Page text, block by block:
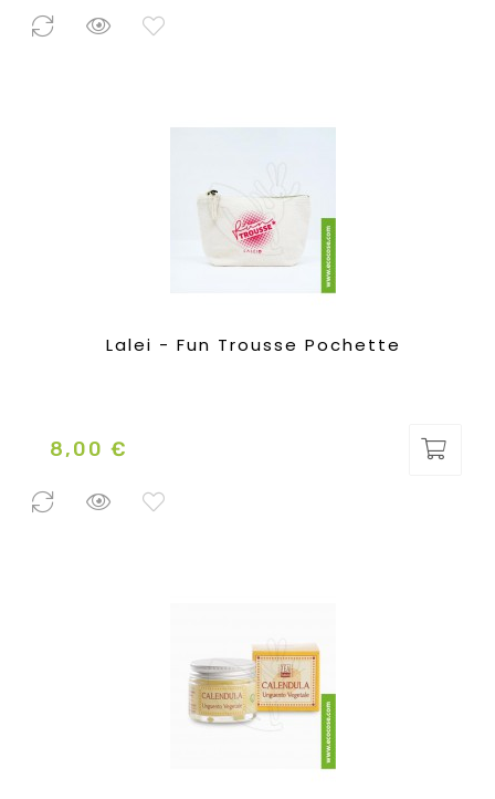
1 Pezzo
Lalei - Fun Trousse Pochette
Prezzo
8,00 €
0 Pezzi